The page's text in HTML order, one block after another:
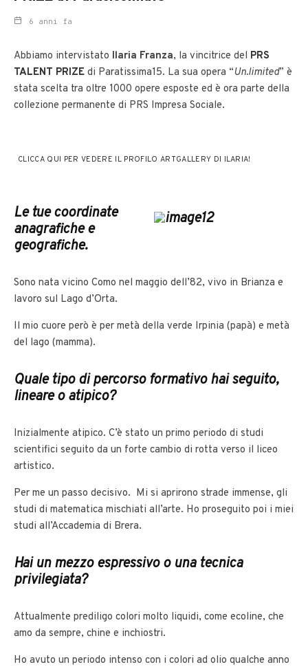
6 anni fa
Abbiamo intervistato Ilaria Franza, la vincitrice del PRS
TALENT PRIZE di Paratissima15. La sua opera “Un.limited” è
stata scelta tra oltre 1000 opere esposte ed è ora parte della
collezione permanente di PRS Impresa Sociale.
CLICCA QUI PER VEDERE IL PROFILO ARTGALLERY DI ILARIA!
Le tue coordinate
anagrafiche e
geografiche.
Sono nata vicino Como nel maggio dell’82, vivo in Brianza e
lavoro sul Lago d’Orta.
Il mio cuore però è per metà della verde Irpinia (papà) e metà
del lago (mamma).
Quale tipo di percorso formativo hai seguito,
lineare o atipico?
Inizialmente atipico. C’è stato un primo periodo di studi
scientifici seguito da un forte cambio di rotta verso il liceo
artistico.
Per me un passo decisivo. Mi si aprirono strade immense, gli
studi di matematica mischiati all’arte. Ho proseguito poi i miei
studi all’Accademia di Brera.
Hai un mezzo espressivo o una tecnica
privilegiata?
Attualmente prediligo colori molto liquidi, come ecoline, che
amo da sempre, chine e inchiostri.
Ho avuto un periodo intenso con i colori ad olio qualche anno